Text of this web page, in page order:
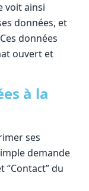
voit ainsi
données, et
données
ouvert et
à la
ses
demande
“Contact” du